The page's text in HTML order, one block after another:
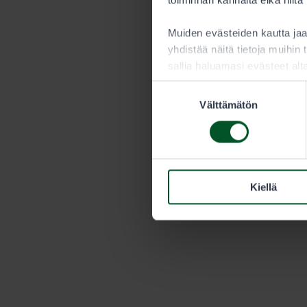
Muiden evästeiden kautta
yhdistää näitä tietoja muihin
sallia haluamasi evästeet
Välttämätön
Kiellä